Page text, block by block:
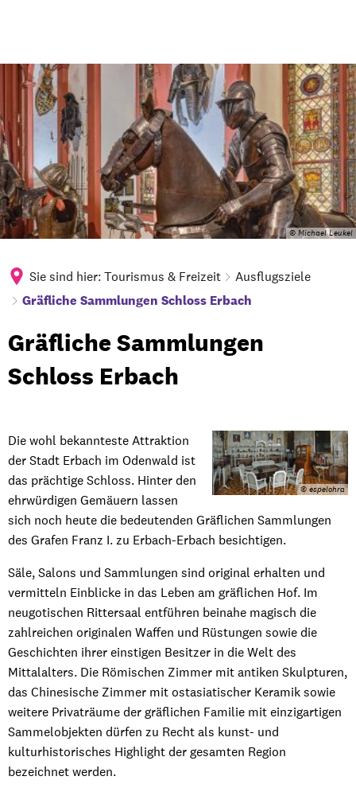
© Michael Leukel
Sie sind hier: Tourismus & Freizeit Ausflugsziele
Gräfliche Sammlungen Schloss Erbach
Gräfliche
Sammlungen
Erbach
Gräfliche Sammlungen
Schloss Erbach
© espelohra
Die wohl bekannteste Attraktion
der Stadt Erbach im Odenwald ist
das prächtige Schloss. Hinter den
ehrwürdigen Gemäuern lassen
sich noch heute die bedeutenden Gräflichen Sammlungen
des Grafen Franz I. zu Erbach-Erbach besichtigen.
Säle, Salons und Sammlungen sind original erhalten und
vermitteln Einblicke in das Leben am gräflichen Hof. Im
neugotischen Rittersaal entführen beinahe magisch die
zahlreichen originalen Waffen und Rüstungen sowie die
Geschichten ihrer einstigen Besitzer in die Welt des
Mittalalters. Die Römischen Zimmer mit antiken Skulpturen,
das Chinesische Zimmer mit ostasiatischer Keramik sowie
weitere Privaträume der gräflichen Familie mit einzigartigen
Sammelobjekten dürfen zu Recht als kunst- und
kulturhistorisches Highlight der gesamten Region
bezeichnet werden.